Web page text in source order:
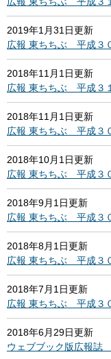
2019年1月31日更新
広報 東ちちぶ 平成３
2018年11月1日更新
広報 東ちちぶ 平成３
2018年11月1日更新
広報 東ちちぶ 平成３
2018年10月1日更新
広報 東ちちぶ 平成３
2018年9月1日更新
広報 東ちちぶ 平成３
2018年8月1日更新
広報 東ちちぶ 平成３
2018年7月1日更新
広報 東ちちぶ 平成３
2018年6月29日更新
ウェブブック版広報誌